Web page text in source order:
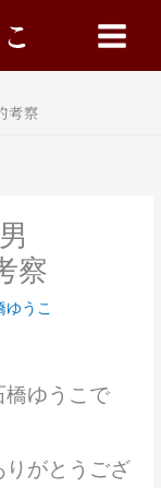
Main
考察
察
ゆうこ
橋ゆうこで
がとうござ